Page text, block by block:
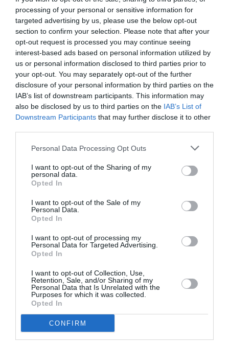
processing of your personal or sensitive information for
targeted advertising by us, please use the below opt-out
section to confirm your selection. Please note that after your
opt-out request is processed you may continue seeing
interest-based ads based on personal information utilized by
us or personal information disclosed to third parties prior to
your opt-out. You may separately opt-out of the further
disclosure of your personal information by third parties on the
IAB’s list of downstream participants. This information may
also be disclosed by us to third parties on the IAB’s List of
Downstream Participants that may further disclose it to other
Personal Data Processing Opt Outs
I want to opt-out of the Sharing of my
personal data.
Opted In
I want to opt-out of the Sale of my
Personal Data.
Opted In
I want to opt-out of processing my
Personal Data for Targeted Advertising.
Opted In
I want to opt-out of Collection, Use,
Retention, Sale, and/or Sharing of my
Personal Data that Is Unrelated with the
Purposes for which it was collected.
Opted In
CONFIRM
DECRETO FLUSSI
Vedi Articolo precedente
IMMIGRAZIONE: FERRERO, APPELLO
SINDACATI PER DECRETO FLUSSI
Articolo seguente
IMMIGRAZIONE: A FIRENZE ELEZIONE ‘MISS
FILIPPINE IN ITALIA’
TI POTREBBERO INTERESSARE
ATTUALITÀ
Decreto flussi e trasferimento delle
competenze sui migranti: giudici e avvocati